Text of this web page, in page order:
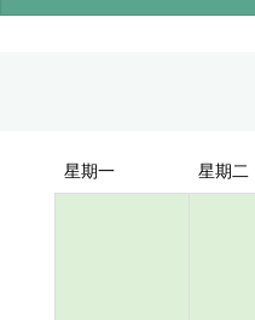
星期一 星期二